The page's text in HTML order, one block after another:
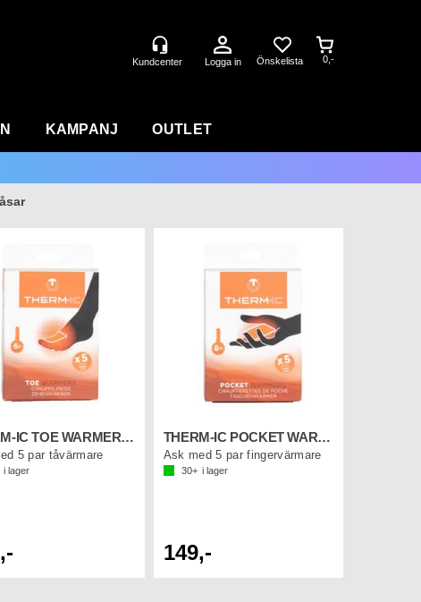
Logga in 0,-
KAMPANJ OUTLET
THERM-IC TOE WARMER (5-p)
5 par tåvärmare
i lager
THERM-IC POCKET WARMER (5-p)
Ask med 5 par fingervärmare
30+ i lager
149,-